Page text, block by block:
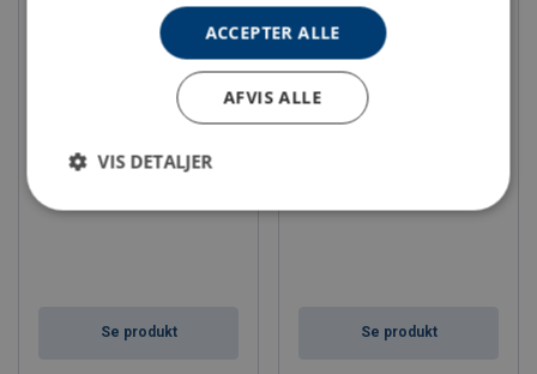
WA 100
Se produkt Se produkt
ACCEPTER ALLE
AFVIS ALLE
VIS DETALJER